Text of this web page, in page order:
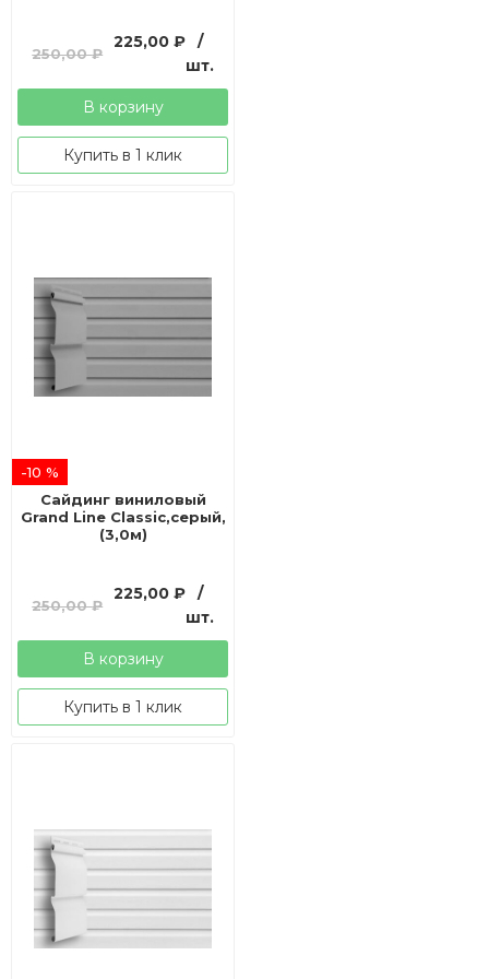
250,00₽
Первоначальная
составляла
250,00 ₽.
225,00₽
Текущая
225,00 ₽.
/
шт.
В корзину
Купить в 1 клик
-10 %
Сайдинг виниловый
Grand Line Classic,серый,
(3,0м)
250,00₽
Первоначальная
составляла
250,00 ₽.
225,00₽
Текущая
225,00 ₽.
/
шт.
В корзину
Купить в 1 клик